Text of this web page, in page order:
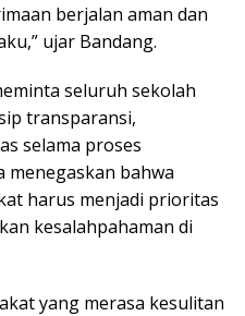
berjalan aman dan
ujar Bandang.
seluruh sekolah
transparansi,
selama proses
menegaskan bahwa
harus menjadi prioritas
kesalahpahaman di
yang merasa kesulitan